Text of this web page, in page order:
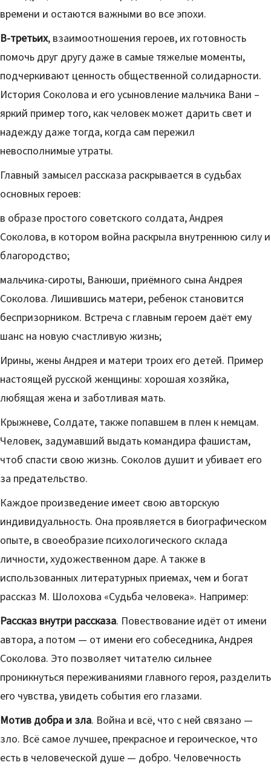
времени и остаются важными во все эпохи.
В-третьих, взаимоотношения героев, их готовность
помочь друг другу даже в самые тяжелые моменты,
подчеркивают ценность общественной солидарности.
История Соколова и его усыновление мальчика Вани –
яркий пример того, как человек может дарить свет и
надежду даже тогда, когда сам пережил
невосполнимые утраты.
Главный замысел рассказа раскрывается в судьбах
основных героев:
в образе простого советского солдата, Андрея
Соколова, в котором война раскрыла внутреннюю силу и
благородство;
мальчика-сироты, Ванюши, приёмного сына Андрея
Соколова. Лишившись матери, ребенок становится
беспризорником. Встреча с главным героем даёт ему
шанс на новую счастливую жизнь;
Ирины, жены Андрея и матери троих его детей. Пример
настоящей русской женщины: хорошая хозяйка,
любящая жена и заботливая мать.
Крыжневе, Солдате, также попавшем в плен к немцам.
Человек, задумавший выдать командира фашистам,
чтоб спасти свою жизнь. Соколов душит и убивает его
за предательство.
Каждое произведение имеет свою авторскую
индивидуальность. Она проявляется в биографическом
опыте, в своеобразие психологического склада
личности, художественном даре. А также в
использованных литературных приемах, чем и богат
рассказ М. Шолохова «Судьба человека». Например:
Рассказ внутри рассказа. Повествование идёт от имени
автора, а потом — от имени его собеседника, Андрея
Соколова. Это позволяет читателю сильнее
проникнуться переживаниями главного героя, разделить
его чувства, увидеть события его глазами.
Мотив добра и зла. Война и всё, что с ней связано —
зло. Всё самое лучшее, прекрасное и героическое, что
есть в человеческой душе — добро. Человечность